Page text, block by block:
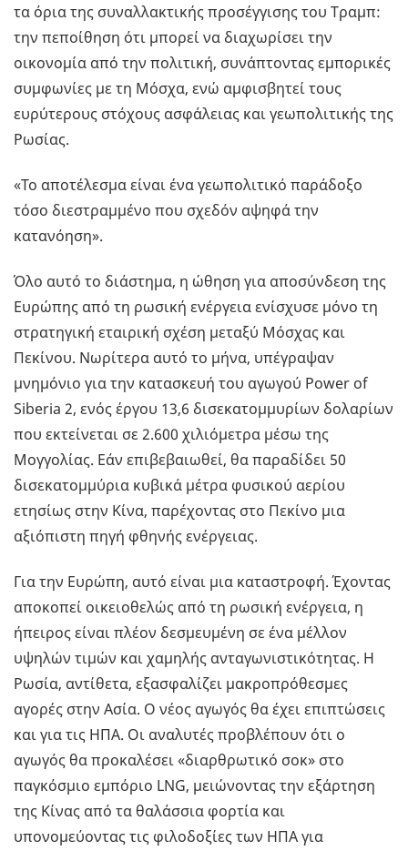
τα όρια της συναλλακτικής προσέγγισης του Τραμπ:
την πεποίθηση ότι μπορεί να διαχωρίσει την
οικονομία από την πολιτική, συνάπτοντας εμπορικές
συμφωνίες με τη Μόσχα, ενώ αμφισβητεί τους
ευρύτερους στόχους ασφάλειας και γεωπολιτικής της
Ρωσίας.
«Το αποτέλεσμα είναι ένα γεωπολιτικό παράδοξο
τόσο διεστραμμένο που σχεδόν αψηφά την
κατανόηση».
Όλο αυτό το διάστημα, η ώθηση για αποσύνδεση της
Ευρώπης από τη ρωσική ενέργεια ενίσχυσε μόνο τη
στρατηγική εταιρική σχέση μεταξύ Μόσχας και
Πεκίνου. Νωρίτερα αυτό το μήνα, υπέγραψαν
μνημόνιο για την κατασκευή του αγωγού Power of
Siberia 2, ενός έργου 13,6 δισεκατομμυρίων δολαρίων
που εκτείνεται σε 2.600 χιλιόμετρα μέσω της
Μογγολίας. Εάν επιβεβαιωθεί, θα παραδίδει 50
δισεκατομμύρια κυβικά μέτρα φυσικού αερίου
ετησίως στην Κίνα, παρέχοντας στο Πεκίνο μια
αξιόπιστη πηγή φθηνής ενέργειας.
Για την Ευρώπη, αυτό είναι μια καταστροφή. Έχοντας
αποκοπεί οικειοθελώς από τη ρωσική ενέργεια, η
ήπειρος είναι πλέον δεσμευμένη σε ένα μέλλον
υψηλών τιμών και χαμηλής ανταγωνιστικότητας. Η
Ρωσία, αντίθετα, εξασφαλίζει μακροπρόθεσμες
αγορές στην Ασία. Ο νέος αγωγός θα έχει επιπτώσεις
και για τις ΗΠΑ. Οι αναλυτές προβλέπουν ότι ο
αγωγός θα προκαλέσει «διαρθρωτικό σοκ» στο
παγκόσμιο εμπόριο LNG, μειώνοντας την εξάρτηση
της Κίνας από τα θαλάσσια φορτία και
υπονομεύοντας τις φιλοδοξίες των ΗΠΑ για